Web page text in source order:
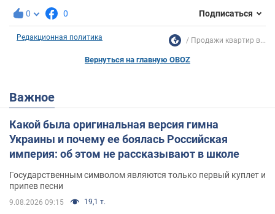
0 0 Подписаться
Редакционная политика Продажи квартир в...
Вернуться на главную OBOZ
Важное
Какой была оригинальная версия гимна
Украины и почему ее боялась Российская
империя: об этом не рассказывают в школе
Государственным символом являются только первый куплет и
припев песни
9.08.2026 09:15 19,1 т.